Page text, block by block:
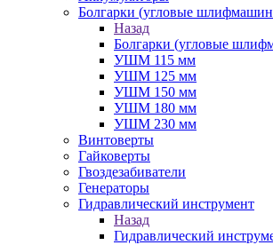
Болгарки (угловые
Назад
Болгарки (угловые
УШМ 115 мм
УШМ 125 мм
УШМ 150 мм
УШМ 180 мм
УШМ 230 мм
Винтоверты
Гайковерты
Гвоздезабиватели
Генераторы
Гидравлический инструмент
Назад
Гидравлический